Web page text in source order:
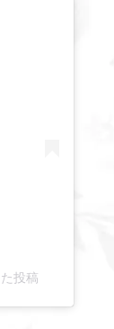
投稿